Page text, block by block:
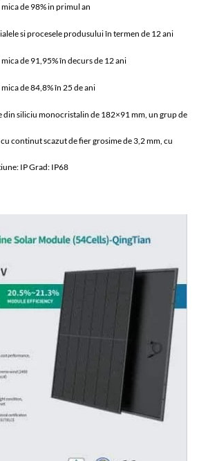
de 98% in primul an
si procesele produsului în termen de 12 ani
de 91,95% în decurs de 12 ani
de 84,8% în 25 de ani
din siliciu monocristalin de 182×91 mm, un grup de
continut scazut de fier grosime de 3,2 mm, cu
IP Grad: IP68